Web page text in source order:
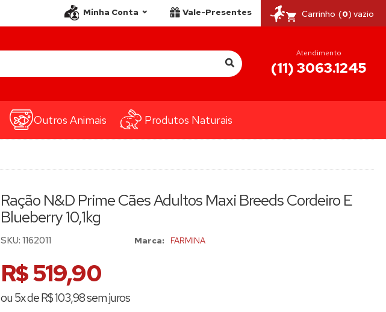
Carrinho (0) vazio
Vale-Presentes
Minha Conta
Atendimento
(11) 3063.1245
Outros Animais Produtos Naturais
Ração N&D Prime Cães Adultos Maxi Breeds Cordeiro E
Blueberry 10,1kg
SKU: 1162011 Marca: FARMINA
R$ 519,90
ou 5x de R$ 103,98 sem juros